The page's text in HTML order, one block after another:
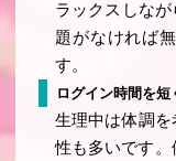
ラックスしな
題がなければ
す。
ログイン時間を短
生理中は体調
性も多いです。